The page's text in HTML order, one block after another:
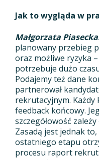
Jak to wygląda w
Małgorzata
planowany przebieg
oraz możliwe ryzyka
potrzebuje dużo
Podajemy też dane
partnerował
rekrutacyjnym.
feedback końcowy.
szczegółowość
Zasadą jest jednak
ostatniego etapu
procesu raport